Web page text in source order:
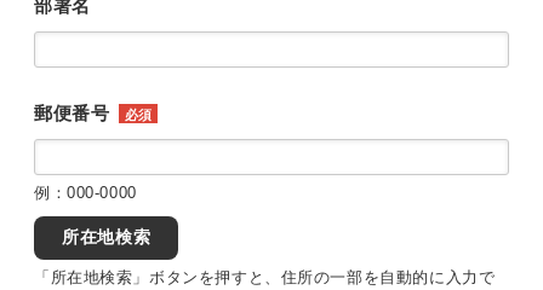
部署名
郵便番号 必須
例：000-0000
所在地検索
「所在地検索」ボタンを押すと、住所の一部を自動的に入力で